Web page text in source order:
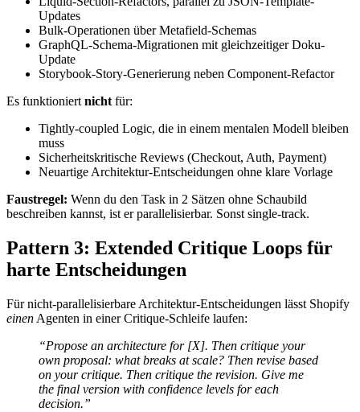
Updates
Bulk-Operationen über Metafield-Schemas
GraphQL-Schema-Migrationen mit gleichzeitiger Doku-
Update
Storybook-Story-Generierung neben Component-Refactor
Es funktioniert nicht für:
Tightly-coupled Logic, die in einem mentalen Modell bleiben
muss
Sicherheitskritische Reviews (Checkout, Auth, Payment)
Neuartige Architektur-Entscheidungen ohne klare Vorlage
Faustregel: Wenn du den Task in 2 Sätzen ohne Schaubild
beschreiben kannst, ist er parallelisierbar. Sonst single-track.
Pattern 3: Extended Critique Loops für
harte Entscheidungen
Für nicht-parallelisierbare Architektur-Entscheidungen lässt Shopify
einen Agenten in einer Critique-Schleife laufen:
“Propose an architecture for [X]. Then critique your
own proposal: what breaks at scale? Then revise based
on your critique. Then critique the revision. Give me
the final version with confidence levels for each
decision.”